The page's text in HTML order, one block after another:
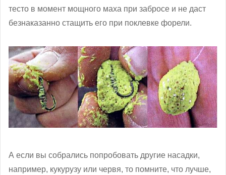
тесто в момент мощного маха при забросе и не даст
безнаказанно стащить его при поклевке форели.
А если вы собрались попробовать другие насадки,
например, кукурузу или червя, то помните, что лучше,